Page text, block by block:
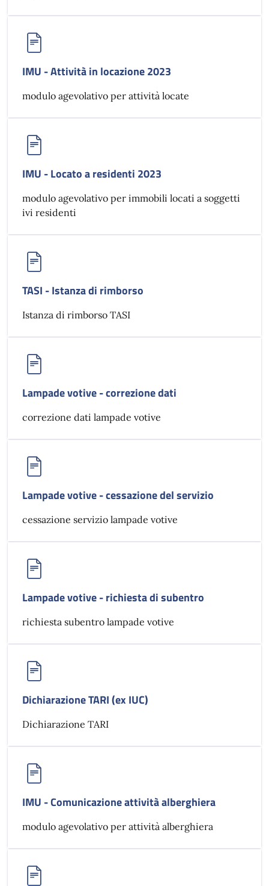
IMU - Attività in locazione 2023
modulo agevolativo per attività locate
IMU - Locato a residenti 2023
modulo agevolativo per immobili locati a soggetti
ivi residenti
TASI - Istanza di rimborso
Istanza di rimborso TASI
Lampade votive - correzione dati
correzione dati lampade votive
Lampade votive - cessazione del servizio
cessazione servizio lampade votive
Lampade votive - richiesta di subentro
richiesta subentro lampade votive
Dichiarazione TARI (ex IUC)
Dichiarazione TARI
IMU - Comunicazione attività alberghiera
modulo agevolativo per attività alberghiera